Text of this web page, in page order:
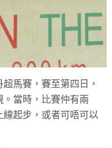
馬賽，賽至第四日，
。當時，比賽仲有兩
線起步，或者可唔可以